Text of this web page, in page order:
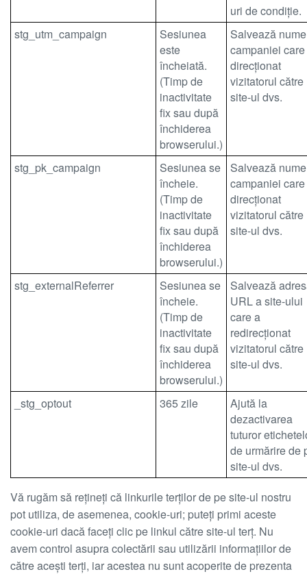
uri de condiție.
stg_utm_campaign
Sesiunea
este
încheiată.
(Timp de
inactivitate
fix sau după
închiderea
browserului.)
Salvează
campaniei
direcționat
vizitatorul către
site-ul dvs.
stg_pk_campaign
Sesiunea se
încheie.
(Timp de
inactivitate
fix sau după
închiderea
browserului.)
Salvează
campaniei
direcționat
vizitatorul către
site-ul dvs.
stg_externalReferrer
Sesiunea se
încheie.
(Timp de
inactivitate
fix sau după
închiderea
browserului.)
Salvează
URL a site-ului
care a
redirecționat
vizitatorul către
site-ul dvs.
_stg_optout 365 zile
Ajută la
dezactivarea
tuturor
de urmărire de
site-ul dvs.
Vă rugăm să rețineți că linkurile terților de pe site-ul nostru
pot utiliza, de asemenea, cookie-uri; puteți primi aceste
cookie-uri dacă faceți clic pe linkul către site-ul terț. Nu
avem control asupra colectării sau utilizării informațiilor de
către acești terți, iar acestea nu sunt acoperite de prezenta